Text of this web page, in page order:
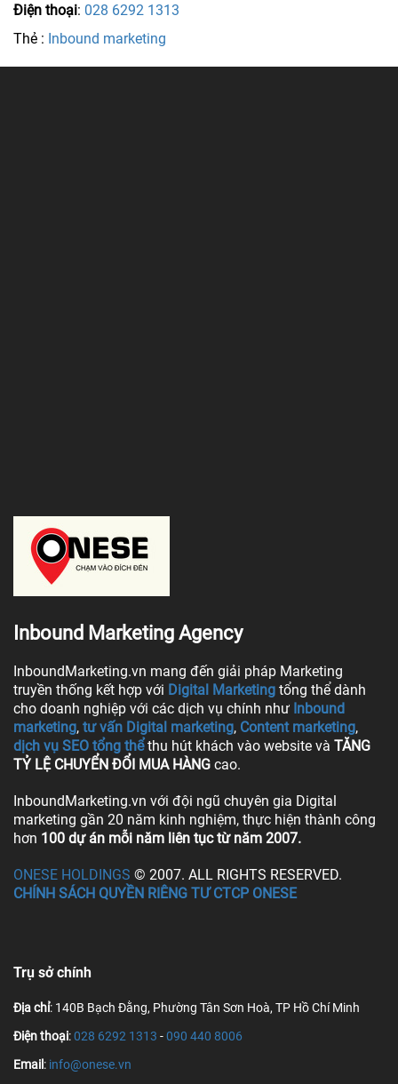
Điện thoại: 028 6292 1313
Thẻ : Inbound marketing
Inbound Marketing Agency
InboundMarketing.vn mang đến giải pháp Marketing
truyền thống kết hợp với Digital Marketing tổng thể dành
cho doanh nghiệp với các dịch vụ chính như Inbound
marketing, tư vấn Digital marketing, Content marketing,
dịch vụ SEO tổng thể thu hút khách vào website và TĂNG
TỶ LỆ CHUYỂN ĐỔI MUA HÀNG cao.
InboundMarketing.vn với đội ngũ chuyên gia Digital
marketing gần 20 năm kinh nghiệm, thực hiện thành công
hơn 100 dự án mỗi năm liên tục từ năm 2007.
ONESE HOLDINGS © 2007. ALL RIGHTS RESERVED.
CHÍNH SÁCH QUYỀN RIÊNG TƯ CTCP ONESE
Trụ sở chính
Địa chỉ: 140B Bạch Đằng, Phường Tân Sơn Hoà, TP Hồ Chí Minh
Điện thoại:028 6292 1313 -090 440 8006
Email : info@onese.vn